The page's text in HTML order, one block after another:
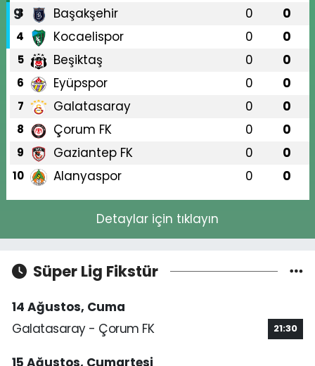
3 Başakşehir 0 0
4 Kocaelispor 0 0
5 Beşiktaş 0 0
6 Eyüpspor 0 0
7 Galatasaray 0 0
8 Çorum FK 0 0
9 Gaziantep FK 0 0
10 Alanyaspor 0 0
Detaylar için tıklayın
Süper Lig Fikstür
14 Ağustos, Cuma
Galatasaray - Çorum FK
21:30
15 Ağustos, Cumartesi